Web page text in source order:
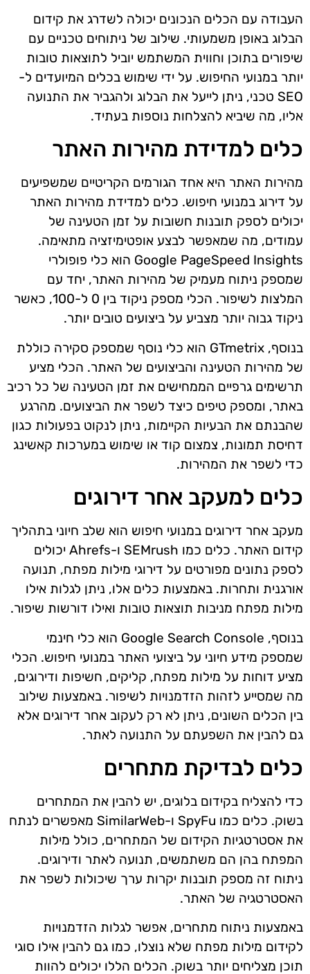
העבודה עם הכלים הנכונים יכולה לשדרג את קידום
הבלוג באופן משמעותי. שילוב של ניתוחים טכניים עם
שיפורים בתוכן וחווית המשתמש יוביל לתוצאות טובות
יותר במנועי החיפוש. על ידי שימוש בכלים המיועדים ל-
SEO טכני, ניתן לייעל את הבלוג ולהגביר את התנועה
אליו, מה שיביא להצלחות נוספות בעתיד.
כלים למדידת מהירות האתר
מהירות האתר היא אחד הגורמים הקריטיים שמשפיעים
על דירוג במנועי חיפוש. כלים למדידת מהירות האתר
יכולים לספק תובנות חשובות על זמן הטעינה של
עמודים, מה שמאפשר לבצע אופטימיזציה מתאימה.
Google PageSpeed Insights הוא כלי פופולרי
שמספק ניתוח מעמיק של מהירות האתר, יחד עם
המלצות לשיפור. הכלי מספק ניקוד בין 0 ל-100, כאשר
ניקוד גבוה יותר מצביע על ביצועים טובים יותר.
בנוסף, GTmetrix הוא כלי נוסף שמספק סקירה כוללת
של מהירות הטעינה והביצועים של האתר. הכלי מציע
תרשימים גרפיים הממחישים את זמן הטעינה של כל רכיב
באתר, ומספק טיפים כיצד לשפר את הביצועים. מהרגע
שהבנתם את הבעיות הקיימות, ניתן לנקוט בפעולות כגון
דחיסת תמונות, צמצום קוד או שימוש במערכות קאשינג
כדי לשפר את המהירות.
כלים למעקב אחר דירוגים
מעקב אחר דירוגים במנועי חיפוש הוא שלב חיוני בתהליך
קידום האתר. כלים כמו SEMrush ו-Ahrefs יכולים
לספק נתונים מפורטים על דירוגי מילות מפתח, תנועה
אורגנית ותחרות. באמצעות כלים אלו, ניתן לגלות אילו
מילות מפתח מניבות תוצאות טובות ואילו דורשות שיפור.
בנוסף, Google Search Console הוא כלי חינמי
שמספק מידע חיוני על ביצועי האתר במנועי חיפוש. הכלי
מציע דוחות על מילות מפתח, קליקים, חשיפות ודירוגים,
מה שמסייע לזהות הזדמנויות לשיפור. באמצעות שילוב
בין הכלים השונים, ניתן לא רק לעקוב אחר דירוגים אלא
גם להבין את השפעתם על התנועה לאתר.
כלים לבדיקת מתחרים
כדי להצליח בקידום בלוגים, יש להבין את המתחרים
בשוק. כלים כמו SpyFu ו-SimilarWeb מאפשרים לנתח
את אסטרטגיות הקידום של המתחרים, כולל מילות
המפתח בהן הם משתמשים, תנועה לאתר ודירוגים.
ניתוח זה מספק תובנות יקרות ערך שיכולות לשפר את
האסטרטגיה של האתר.
באמצעות ניתוח מתחרים, אפשר לגלות הזדמנויות
לקידום מילות מפתח שלא נוצלו, כמו גם להבין אילו סוגי
תוכן מצליחים יותר בשוק. הכלים הללו יכולים להוות